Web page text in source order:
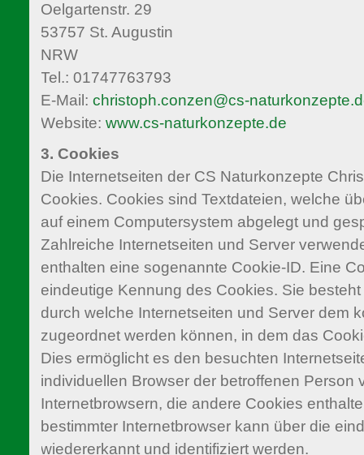
Oelgartenstr. 29
53757 St. Augustin
NRW
Tel.: 01747763793
E-Mail:christoph.conzen@cs-
Website:www.cs-naturkonzepte.de
3. Cookies
Die Internetseiten der CS Naturkonzepte
Cookies. Cookies sind Textdateien, welche
auf einem Computersystem abgelegt und
Zahlreiche Internetseiten und Server
enthalten eine sogenannte Cookie-ID. Eine
eindeutige Kennung des Cookies. Sie
durch welche Internetseiten und Server dem
zugeordnet werden können, in dem das
Dies ermöglicht es den besuchten
individuellen Browser der betroffenen Person
Internetbrowsern, die andere Cookies
bestimmter Internetbrowser kann über die
wiedererkannt und identifiziert werden.